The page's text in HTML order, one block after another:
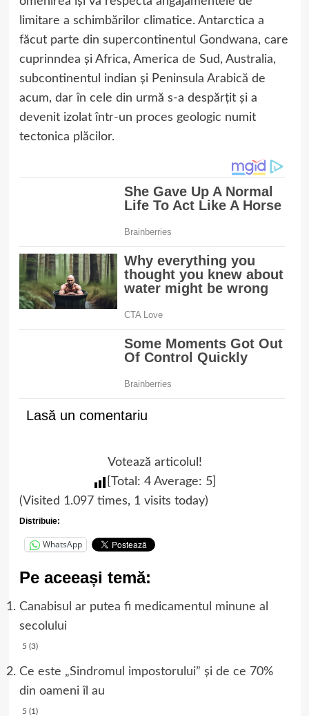
limitare a schimbărilor climatice. Antarctica a
făcut parte din supercontinentul Gondwana, care
cuprinndea și Africa, America de Sud, Australia,
subcontinentul indian și Peninsula Arabică de
acum, dar în cele din urmă s-a despărțit și a
devenit izolat într-un proces geologic numit
tectonica plăcilor.
Lasă un comentariu
Votează articolul!
[Total: 4Average: 5]
(Visited 1.097 times, 1 visits today)
Distribuie:
WhatsApp
Pe aceeași temă:
Canabisul ar putea fi medicamentul minune al
secolului
5 (3)
Ce este „Sindromul impostorului” și de ce 70%
din oameni îl au
5 (1)